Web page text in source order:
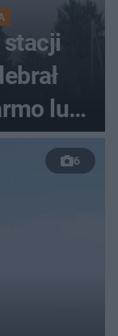
stacji
lub
6